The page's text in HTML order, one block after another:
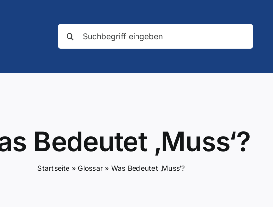
Suche
nach:
Bedeutet ‚Muss‘?
Startseite »Glossar » Was Bedeutet ‚Muss‘?